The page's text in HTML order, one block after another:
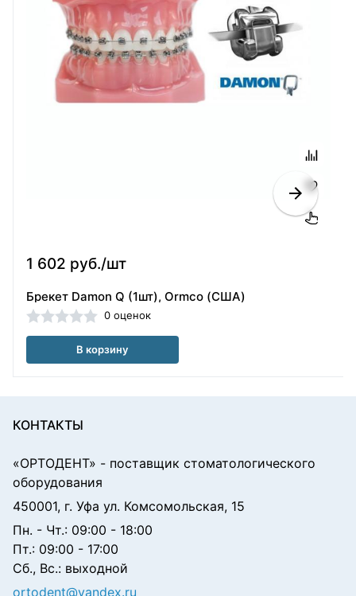
1 602 руб./шт
Брекет Damon Q (1шт), Ormco (США)
0 оценок
В корзину
КОНТАКТЫ
«ОРТОДЕНТ» - поставщик стоматологического
оборудования
450001, г. Уфа ул. Комсомольская, 15
Пн. - Чт.: 09:00 - 18:00
Пт.: 09:00 - 17:00
Сб., Вс.: выходной
ortodent@yandex.ru